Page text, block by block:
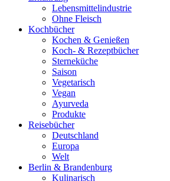
Lebensmittelindustrie
Ohne Fleisch
Kochbücher
Kochen & Genießen
Koch- & Rezeptbücher
Sterneküche
Saison
Vegetarisch
Vegan
Ayurveda
Produkte
Reisebücher
Deutschland
Europa
Welt
Berlin & Brandenburg
Kulinarisch